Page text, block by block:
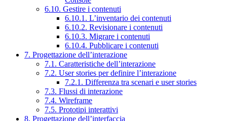
6.10. Gestire i contenuti
6.10.1. L’inventario dei contenuti
6.10.2. Revisionare i contenuti
6.10.3. Migrare i contenuti
6.10.4. Pubblicare i contenuti
7. Progettazione dell’interazione
7.1. Caratteristiche dell’interazione
7.2. User stories per definire l’interazione
7.2.1. Differenza tra scenari e user stories
7.3. Flussi di interazione
7.4. Wireframe
7.5. Prototipi interattivi
8. Progettazione dell’interfaccia